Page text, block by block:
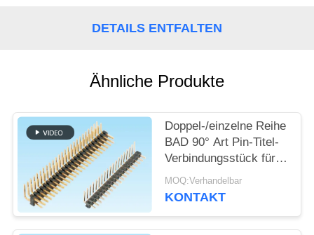
SITEMAP
PRIVACY
POLICY
DETAILS ENTFALTEN
Ähnliche Produkte
Doppel-/einzelne Reihe
BAD 90° Art Pin-Titel-
Verbindungsstück für
den Verbraucher
elektronisch
MOQ:Verhandelbar
KONTAKT